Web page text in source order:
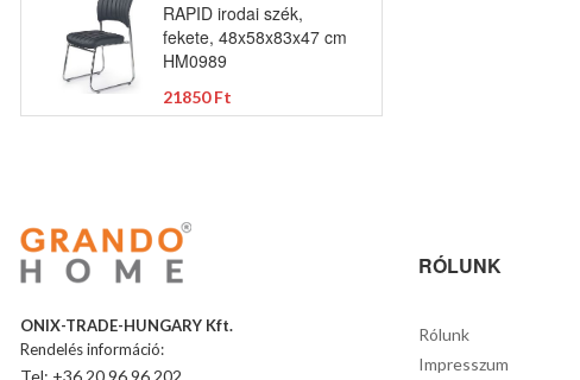
RAPID irodai szék,
fekete, 48x58x83x47 cm
HM0989
21850 Ft
ONIX-TRADE-HUNGARY Kft.
Rendelés információ:
Tel: +36 20 96 96 202
RÓLUNK
Rólunk
Impresszum